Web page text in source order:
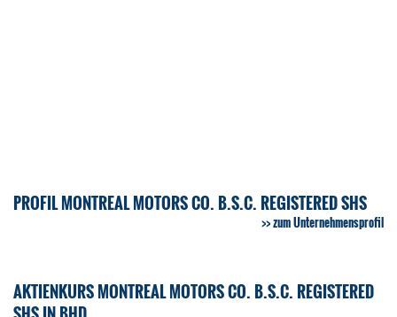
PROFIL MONTREAL MOTORS CO. B.S.C. REGISTERED SHS
zum Unternehmensprofil
AKTIENKURS MONTREAL MOTORS CO. B.S.C. REGISTERED